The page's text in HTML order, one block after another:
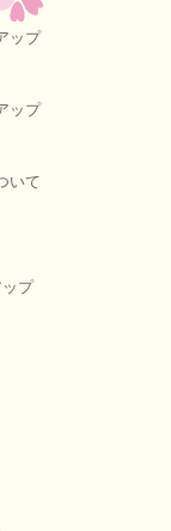
ップ
ップ
いて
プ